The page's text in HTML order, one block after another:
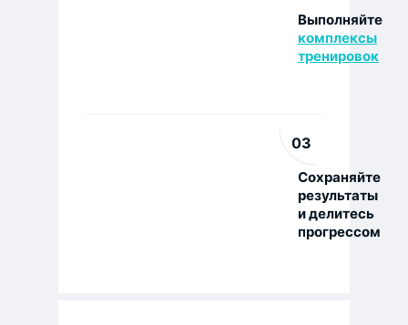
Выполняйте
комплексы
тренировок
Сохраняйте
результаты
и делитесь
прогрессом
03